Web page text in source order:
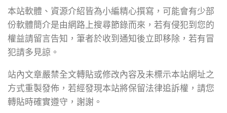
本站軟體、資源介紹皆為小編精心撰寫，可能會有少部
份軟體簡介是由網路上搜尋節錄而來，若有侵犯到您的
權益請留言告知，筆者於收到通知後立即移除，若有冒
犯請多見諒。
站內文章嚴禁全文轉貼或修改內容及未標示本站網址之
方式重製發佈，若經發現本站將保留法律追訴權，請您
轉貼時確實遵守，謝謝。